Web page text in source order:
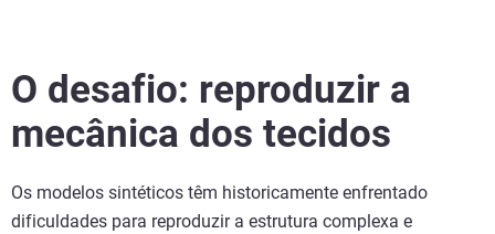
O desafio: reproduzir a
mecânica dos tecidos
Os modelos sintéticos têm historicamente enfrentado
dificuldades para reproduzir a estrutura complexa e